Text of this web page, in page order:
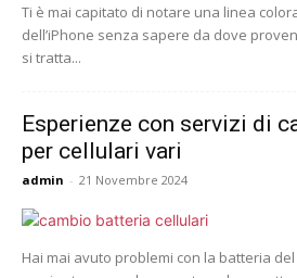
Ti è mai capitato di notare una linea
dell’iPhone senza sapere da dove
si tratta...
Esperienze con servizi di
per cellulari vari
admin - 21 Novembre 2024
Hai mai avuto problemi con la batteria